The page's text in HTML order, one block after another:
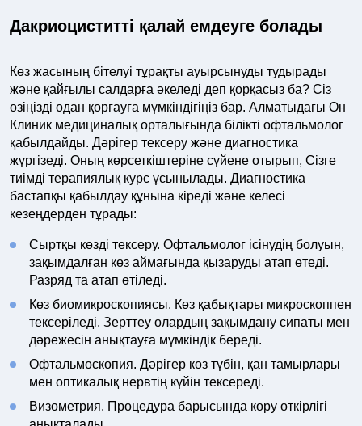
Дакриоциститті қалай емдеуге болады
Көз жасының бітелуі тұрақты ауырсынуды тудырады
және қайғылы салдарға әкеледі деп қорқасыз ба? Сіз
өзіңізді одан қорғауға мүмкіндігіңіз бар. Алматыдағы Он
Клиник медициналық орталығында білікті офтальмолог
қабылдайды. Дәрігер тексеру және диагностика
жүргізеді. Оның көрсеткіштеріне сүйене отырып, Сізге
тиімді терапиялық курс ұсынылады. Диагностика
бастапқы қабылдау құнына кіреді және келесі
кезеңдерден тұрады:
Сыртқы көзді тексеру. Офтальмолог ісінудің болуын,
зақымдалған көз аймағында қызаруды атап өтеді.
Разряд та атап өтіледі.
Көз биомикроскопиясы. Көз қабықтары микроскоппен
тексеріледі. Зерттеу олардың зақымдану сипаты мен
дәрежесін анықтауға мүмкіндік береді.
Офтальмоскопия. Дәрігер көз түбін, қан тамырлары
мен оптикалық нервтің күйін тексереді.
Визометрия. Процедура барысында көру өткірлігі